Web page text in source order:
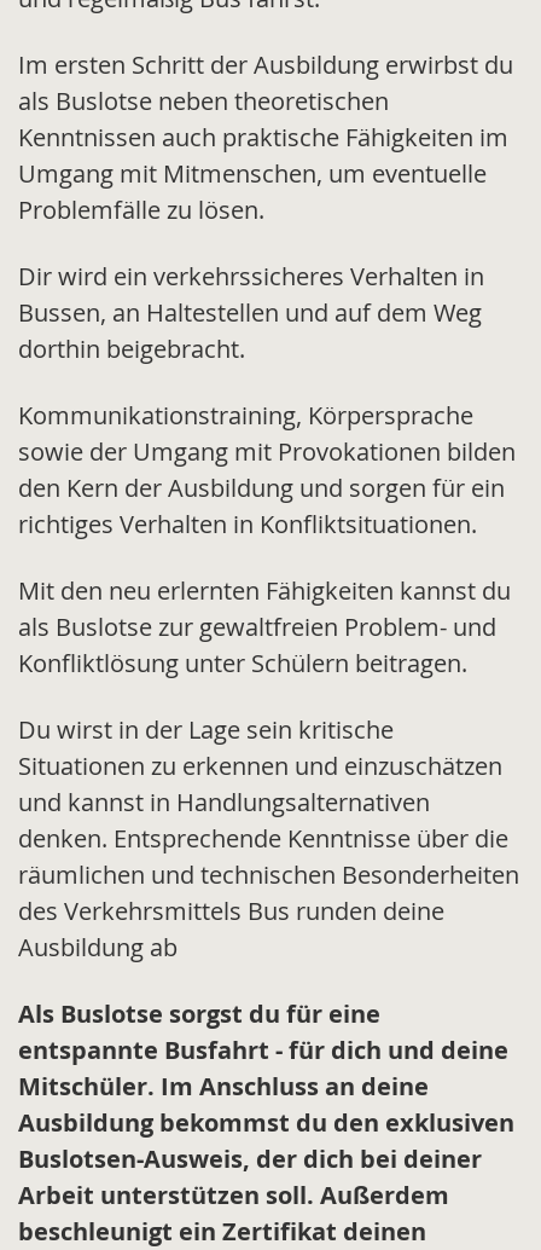
Im ersten Schritt der Ausbildung erwirbst du
als Buslotse neben theoretischen
Kenntnissen auch praktische Fähigkeiten im
Umgang mit Mitmenschen, um eventuelle
Problemfälle zu lösen.
Dir wird ein verkehrssicheres Verhalten in
Bussen, an Haltestellen und auf dem Weg
dorthin beigebracht.
Kommunikationstraining, Körpersprache
sowie der Umgang mit Provokationen bilden
den Kern der Ausbildung und sorgen für ein
richtiges Verhalten in Konfliktsituationen.
Mit den neu erlernten Fähigkeiten kannst du
als Buslotse zur gewaltfreien Problem- und
Konfliktlösung unter Schülern beitragen.
Du wirst in der Lage sein kritische
Situationen zu erkennen und einzuschätzen
und kannst in Handlungsalternativen
denken. Entsprechende Kenntnisse über die
räumlichen und technischen Besonderheiten
des Verkehrsmittels Bus runden deine
Ausbildung ab
Als Buslotse sorgst du für eine
entspannte Busfahrt - für dich und deine
Mitschüler. Im Anschluss an deine
Ausbildung bekommst du den exklusiven
Buslotsen-Ausweis, der dich bei deiner
Arbeit unterstützen soll. Außerdem
beschleunigt ein Zertifikat deinen